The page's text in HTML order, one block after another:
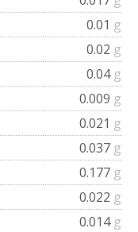
0.01 g
0.02 g
0.04 g
0.009 g
0.021 g
0.037 g
0.177 g
0.022 g
0.014 g